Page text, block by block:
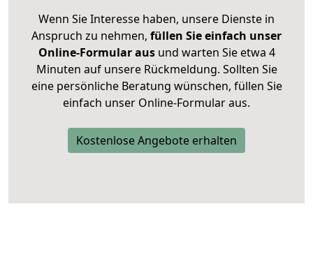
Wenn Sie Interesse haben, unsere Dienste in
Anspruch zu nehmen, füllen Sie einfach unser
Online-Formular ausund warten Sie etwa 4
Minuten auf unsere Rückmeldung. Sollten Sie
eine persönliche Beratung wünschen, füllen Sie
einfach unser Online-Formular aus.
Kostenlose Angebote erhalten